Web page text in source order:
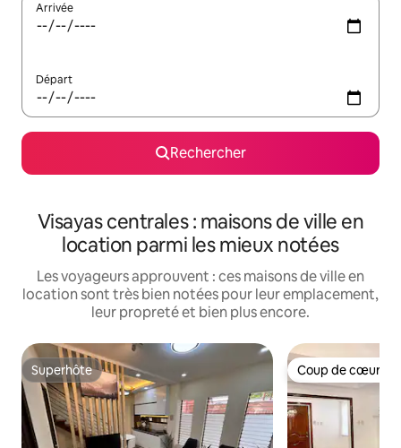
Arrivée
Départ
Rechercher
Visayas centrales : maisons de ville en
location parmi les mieux notées
Les voyageurs approuvent : ces maisons de ville en
location sont très bien notées pour leur emplacement,
leur propreté et bien plus encore.
Superhôte
Superhôte Coup de cœur
Coup de cœur